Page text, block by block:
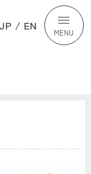
JP / EN MENU